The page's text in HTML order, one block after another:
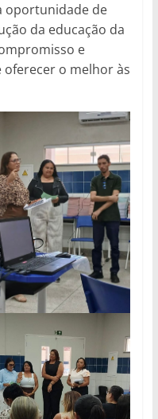
oportunidade de
da educação da
e
o melhor às